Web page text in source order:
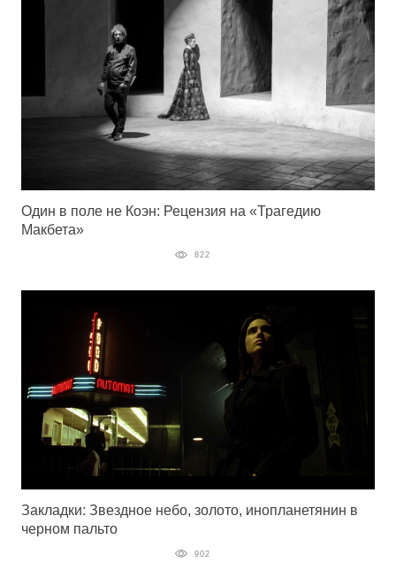
Один в поле не Коэн: Рецензия на «Трагедию
Макбета»
822
Закладки: Звездное небо, золото, инопланетянин в
черном пальто
902